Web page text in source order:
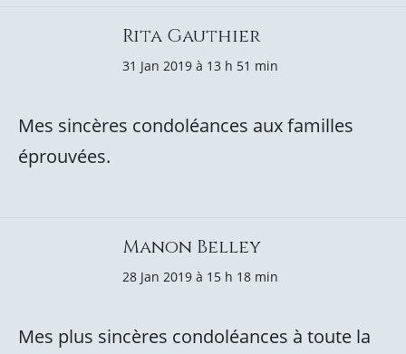
Rita Gauthier
31 Jan 2019 à 13 h 51 min
Mes sincères condoléances aux familles
éprouvées.
Manon Belley
28 Jan 2019 à 15 h 18 min
Mes plus sincères condoléances à toute la